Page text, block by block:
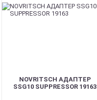
NOVRITSCH АДАПТЕР
SSG10 SUPPRESSOR 19163